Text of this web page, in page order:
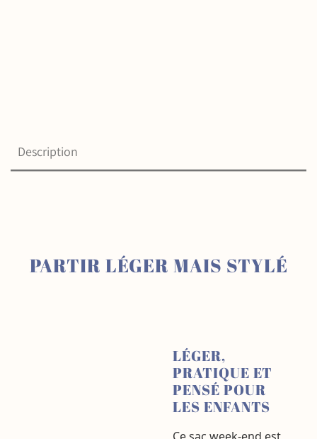
Description
PARTIR LÉGER MAIS STYLÉ
LÉGER,
PRATIQUE ET
PENSÉ POUR
LES ENFANTS